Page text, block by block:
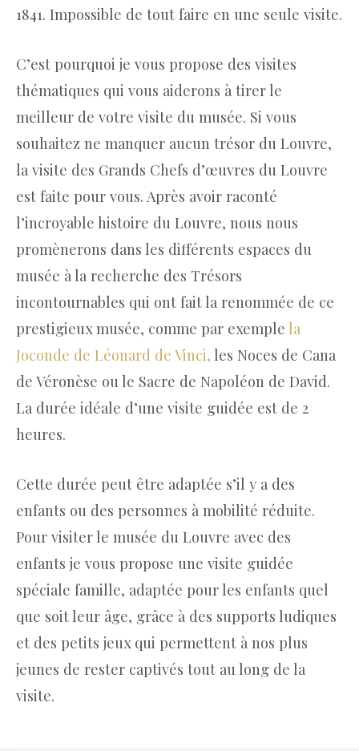
1841. Impossible de tout faire en une seule visite.
C’est pourquoi je vous propose des visites
thématiques qui vous aiderons à tirer le
meilleur de votre visite du musée. Si vous
souhaitez ne manquer aucun trésor du Louvre,
la visite des Grands Chefs d’œuvres du Louvre
est faite pour vous. Après avoir raconté
l’incroyable histoire du Louvre, nous nous
promènerons dans les différents espaces du
musée à la recherche des Trésors
incontournables qui ont fait la renommée de ce
prestigieux musée, comme par exemple la
Joconde de Léonard de Vinci, les Noces de Cana
de Véronèse ou le Sacre de Napoléon de David.
La durée idéale d’une visite guidée est de 2
heures.
Cette durée peut être adaptée s’il y a des
enfants ou des personnes à mobilité réduite.
Pour visiter le musée du Louvre avec des
enfants je vous propose une visite guidée
spéciale famille, adaptée pour les enfants quel
que soit leur âge, grâce à des supports ludiques
et des petits jeux qui permettent à nos plus
jeunes de rester captivés tout au long de la
visite.